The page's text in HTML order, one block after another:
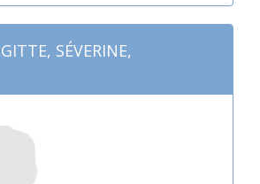
SÉVERINE,